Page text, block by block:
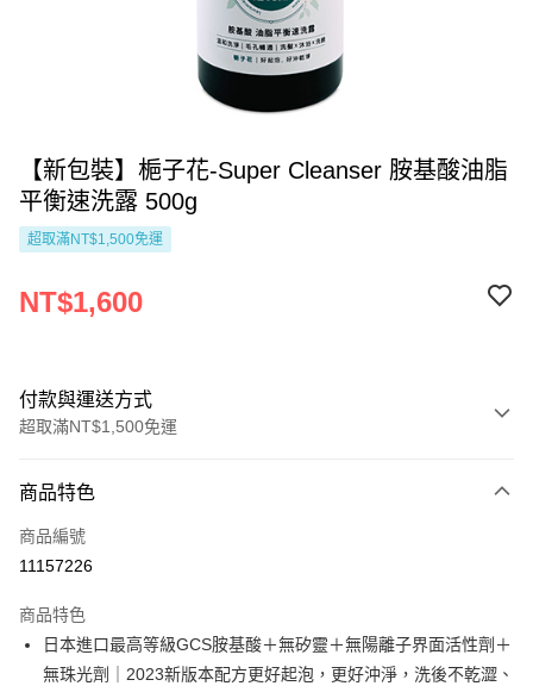
【新包裝】梔子花-Super Cleanser 胺基酸油脂
平衡速洗露 500g
超取滿NT$1,500免運
NT$1,600
付款與運送方式
超取滿NT$1,500免運
信用卡一次付款
Apple Pay
ATM付款
商品特色
商品編號
11157226
商品特色
日本進口最高等級GCS胺基酸＋無矽靈＋無陽離子界面活性劑＋
無珠光劑｜2023新版本配方更好起泡，更好沖淨，洗後不乾澀、